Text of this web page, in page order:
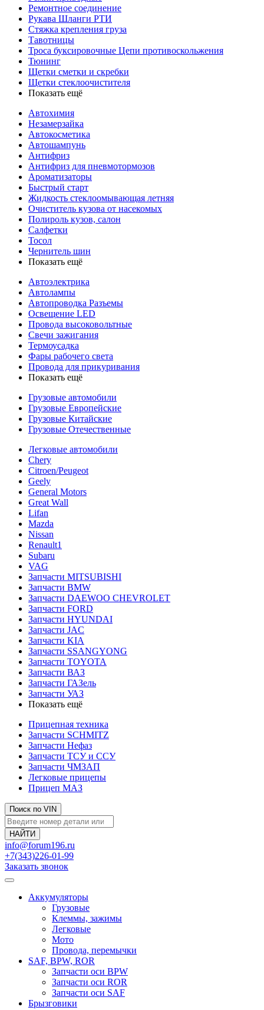
Ремонтное соединение
Рукава Шланги РТИ
Стяжка крепления груза
Тавотницы
Троса буксировочные Цепи противоскольжения
Тюнинг
Щетки сметки и скребки
Щетки стеклоочистителя
Показать ещё
Автохимия
Незамерзайка
Автокосметика
Автошампунь
Антифриз
Антифриз для пневмотормозов
Ароматизаторы
Быстрый старт
Жидкость стеклоомывающая летняя
Очиститель кузова от насекомых
Полироль кузов, салон
Салфетки
Тосол
Чернитель шин
Показать ещё
Автоэлектрика
Автолампы
Автопроводка Разъемы
Освещение LED
Провода высоковольтные
Свечи зажигания
Термоусадка
Фары рабочего света
Провода для прикуривания
Показать ещё
Грузовые автомобили
Грузовые Европейские
Грузовые Китайские
Грузовые Отечественные
Легковые автомобили
Chery
Citroen/Peugeot
Geely
General Motors
Great Wall
Lifan
Mazda
Nissan
Renault1
Subaru
VAG
Запчасти MITSUBISHI
Запчасти BMW
Запчасти DAEWOO CHEVROLET
Запчасти FORD
Запчасти HYUNDAI
Запчасти JAC
Запчасти KIA
Запчасти SSANGYONG
Запчасти TOYOTA
Запчасти ВАЗ
Запчасти ГАЗель
Запчасти УАЗ
Показать ещё
Прицепная техника
Запчасти SCHMITZ
Запчасти Нефаз
Запчасти ТСУ и ССУ
Запчасти ЧМЗАП
Легковые прицепы
Прицеп МАЗ
Поиск по VIN
info@forum196.ru
+7(343)226-01-99
Заказать звонок
Аккумуляторы
Грузовые
Клеммы, зажимы
Легковые
Мото
Провода, перемычки
SAF, BPW, ROR
Запчасти оси BPW
Запчасти оси ROR
Запчасти оси SAF
Брызговики